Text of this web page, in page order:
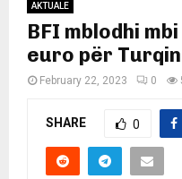
AKTUALE
BFI mblodhi
euro për
February 22, 2023 0
SHARE 0